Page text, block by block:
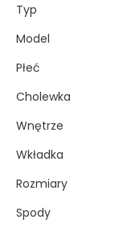
Typ
Model
Płeć
Cholewka
Wnętrze
Wkładka
Rozmiary
Spody